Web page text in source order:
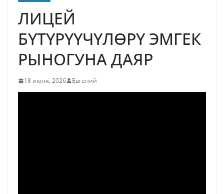
ЛИЦЕЙ
БҮТҮРҮҮЧҮЛӨРҮ ЭМГЕК
РЫНОГУНА ДАЯР
18 июня, 2026 Евгений